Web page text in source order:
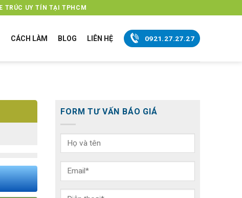
TRÚC UY TÍN TẠI TPHCM
CÁCH LÀM BLOG LIÊN HỆ 0921.27.27.27
FORM TƯ VẤN BÁO GIÁ